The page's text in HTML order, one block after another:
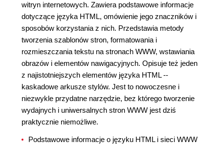
witryn internetowych. Zawiera podstawowe informacje
dotyczące języka HTML, omówienie jego znaczników i
sposobów korzystania z nich. Przedstawia metody
tworzenia szablonów stron, formatowania i
rozmieszczania tekstu na stronach WWW, wstawiania
obrazów i elementów nawigacyjnych. Opisuje też jeden
z najistotniejszych elementów języka HTML --
kaskadowe arkusze stylów. Jest to nowoczesne i
niezwykle przydatne narzędzie, bez którego tworzenie
wydajnych i uniwersalnych stron WWW jest dziś
praktycznie niemożliwe.
Podstawowe informacje o języku HTML i sieci WWW